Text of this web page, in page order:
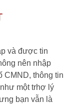
và được tin
nên nhập
CMND, thông tin
một trhợ lý
bạn vẫn là